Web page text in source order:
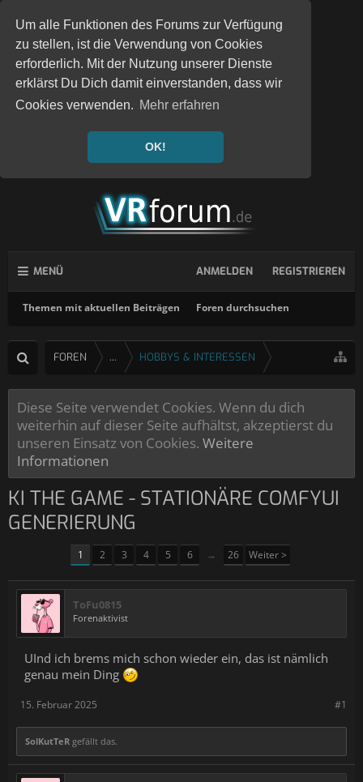
Um alle Funktionen des Forums zur Verfügung
zu stellen, ist die Verwendung von Cookies
erforderlich. Mit der Nutzung unserer Dienste
erklärst Du Dich damit einverstanden, dass wir
Cookies verwenden. Mehr erfahren
OK!
MENÜ
Themen mit aktuellen Beiträgen Foren durchsuchen
ANMELDEN REGISTRIEREN
FOREN ... HOBBYS & INTERESSEN
Diese Seite verwendet Cookies. Wenn du dich
weiterhin auf dieser Seite aufhältst, akzeptierst du
unseren Einsatz von Cookies. Weitere
Informationen
KI THE GAME - STATIONÄRE COMFYUI
GENERIERUNG
1 2 3 4 5 6 → 26 Weiter >
ToFu0815
Forenaktivist
UInd ich brems mich schon wieder ein, das ist nämlich
genau mein Ding
#1
15. Februar 2025
SolKutTeR gefällt das.